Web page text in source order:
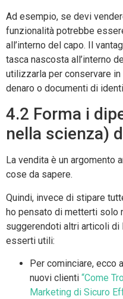
Ad esempio, se devi
funzionalità potrebbe
all’interno del capo. Il
tasca nascosta all’interno
utilizzarla per conservare
denaro o documenti di
4.2 Forma i
nella scienza)
La vendita è un argomento
cose da sapere.
Quindi, invece di stipare
ho pensato di metterti solo
suggerendoti altri articoli di
esserti utili:
Per cominciare, ecco
nuovi clienti “Come
Marketing di Sicuro